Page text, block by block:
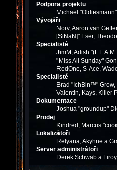
Podpora projektu
Michael
Vývojáři
Norv, Aaron van
[SiNaN]" Eser,
Specialisté
JimM, Adish
"Miss All Sunday"
RedOne, S-Ace,
Specialisté
Brad "IchBin™"
Valentin, Kays, Killer
Dokumentace
Joshua "groundup"
Prodej
Kindred, Marcus
Lokalizátoři
Relyana, Akyhne a
Server administrátoři
Derek Schwab a